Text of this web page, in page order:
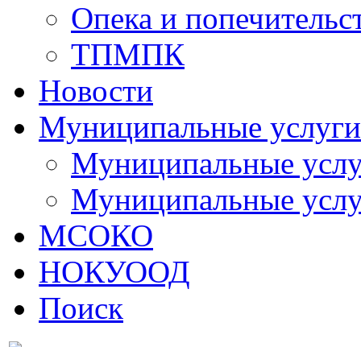
Опека и
ТПМПК
Новости
Муниципальные услуги
Муниципальные
Муниципальные
МСОКО
НОКУООД
Поиск